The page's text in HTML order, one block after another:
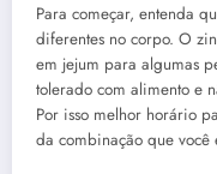
Para começar, entenda
diferentes no corpo. O
em jejum para algumas
tolerado com alimento e
Por isso melhor horário
da combinação que você